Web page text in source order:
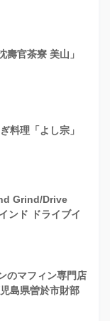
壽官茶寮 美山」
料理「よし宗」
Grind/Drive
ンド ドライブイ
のマフィン専門店
島県曽於市財部